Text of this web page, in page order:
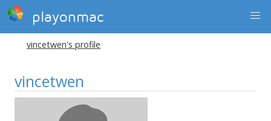
playonmac
vincetwen's profile
vincetwen